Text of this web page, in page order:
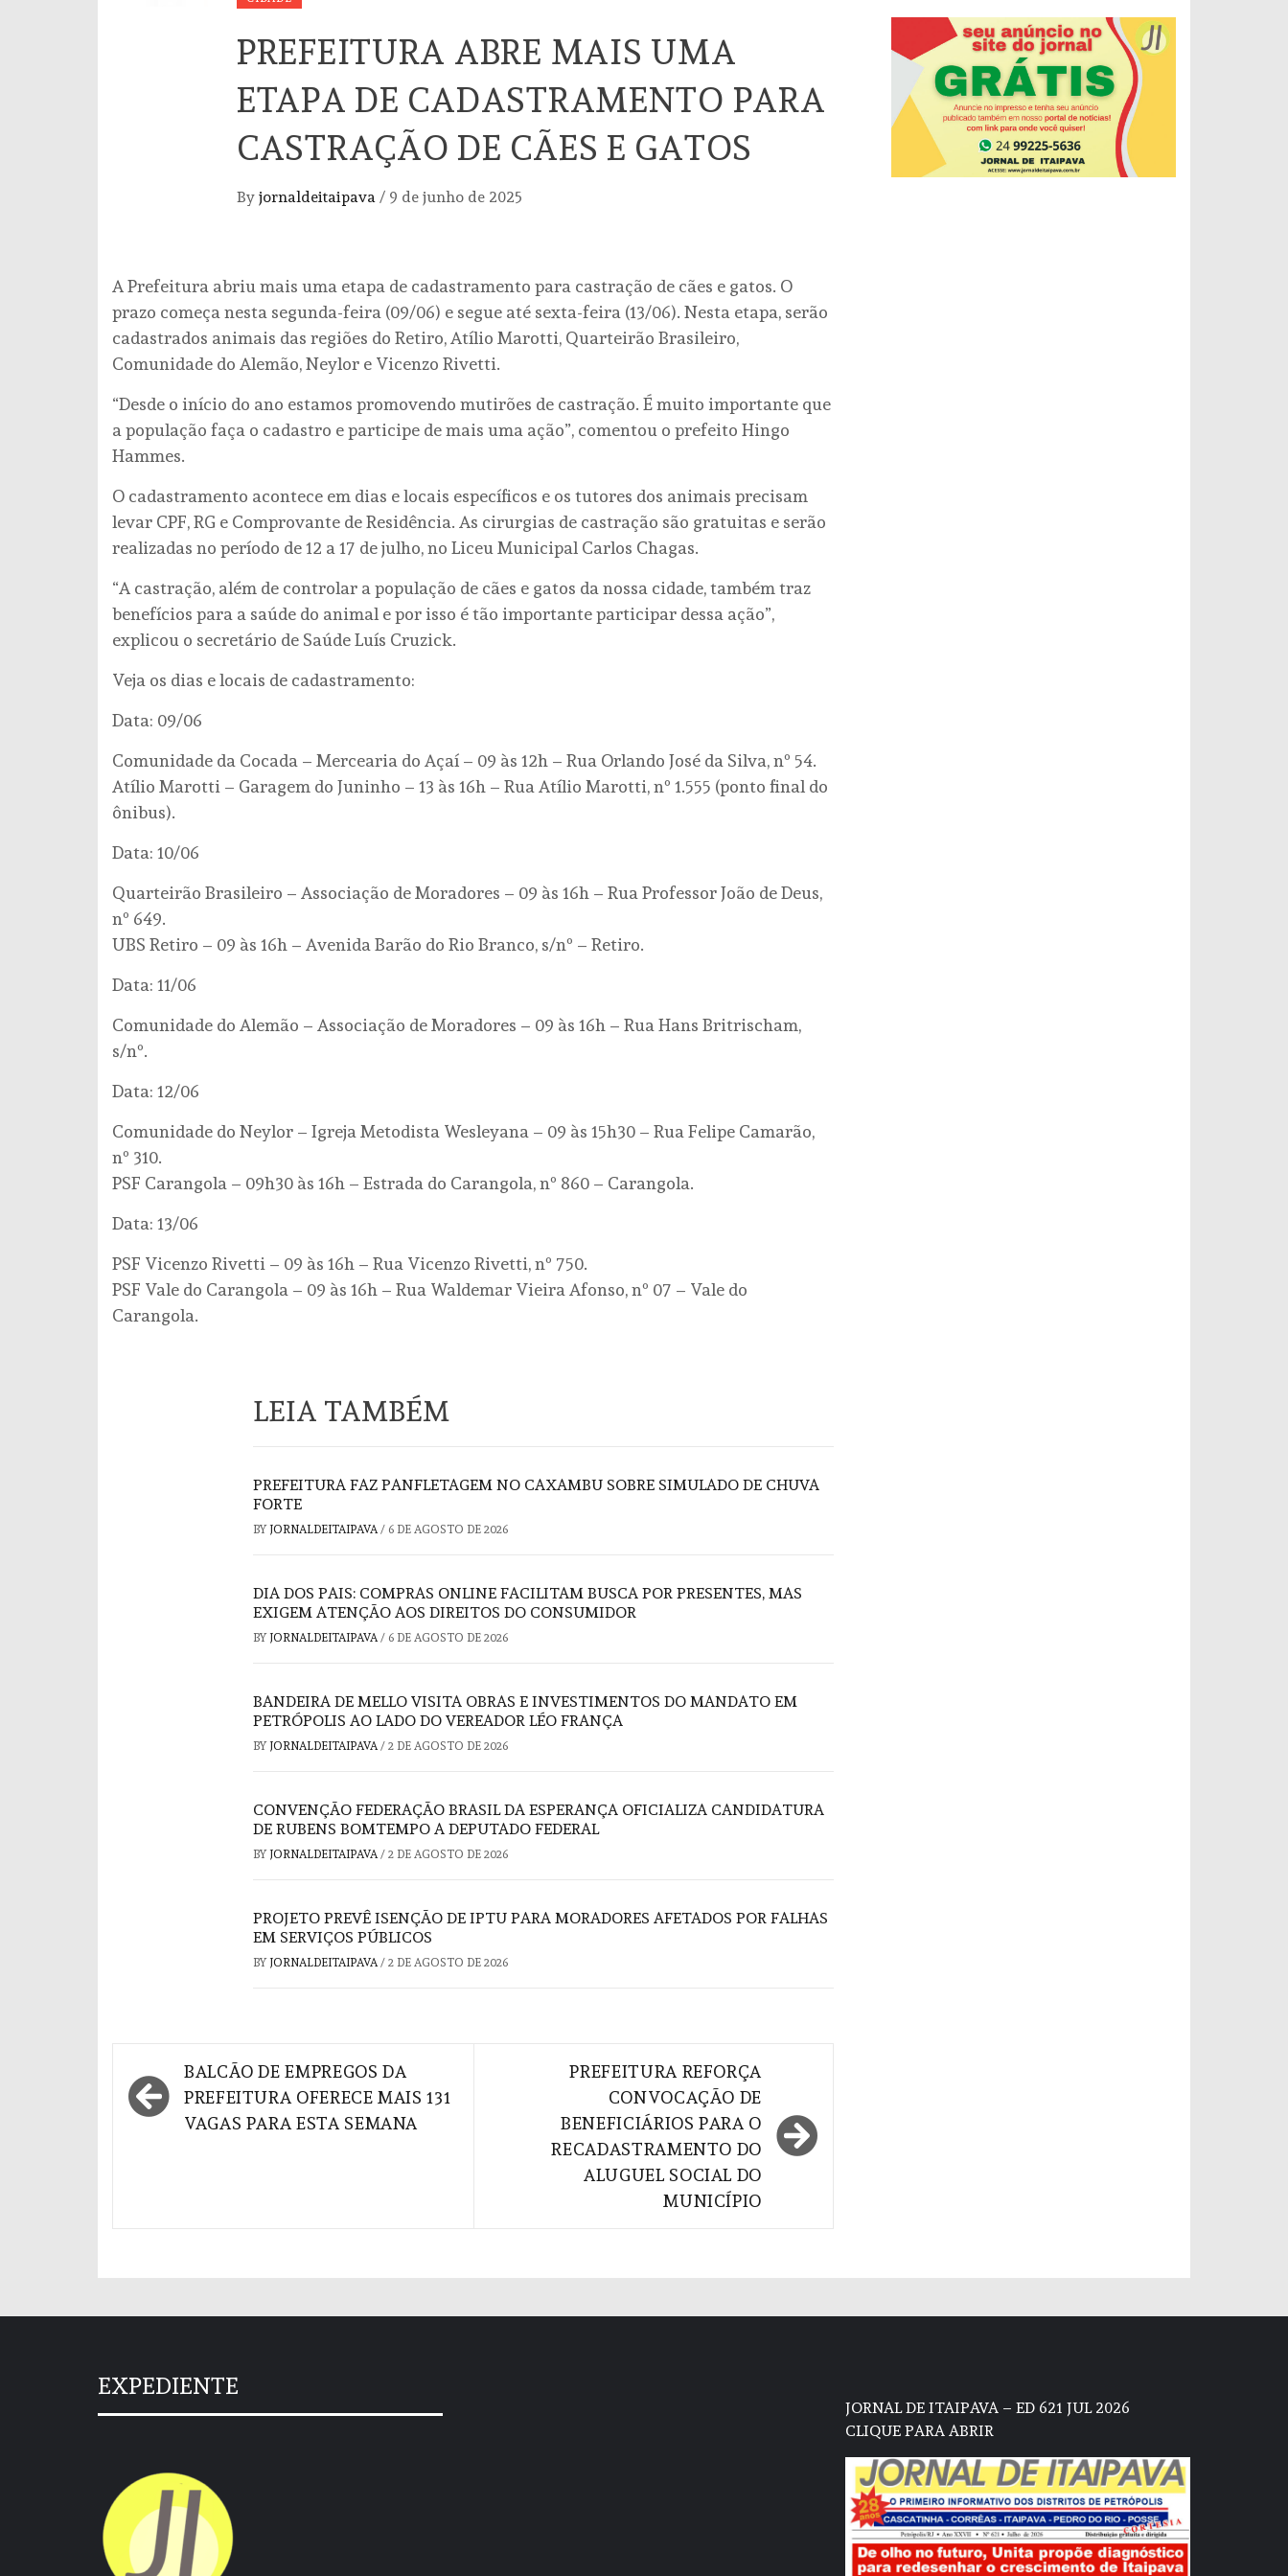
PREFEITURA ABRE MAIS UMA
ETAPA DE CADASTRAMENTO PARA
CASTRAÇÃO DE CÃES E GATOS
By jornaldeitaipava / 9 de junho de 2025
A Prefeitura abriu mais uma etapa de cadastramento para castração de cães e gatos. O
prazo começa nesta segunda-feira (09/06) e segue até sexta-feira (13/06). Nesta etapa, serão
cadastrados animais das regiões do Retiro, Atílio Marotti, Quarteirão Brasileiro,
Comunidade do Alemão, Neylor e Vicenzo Rivetti.
“Desde o início do ano estamos promovendo mutirões de castração. É muito importante que
a população faça o cadastro e participe de mais uma ação”, comentou o prefeito Hingo
Hammes.
O cadastramento acontece em dias e locais específicos e os tutores dos animais precisam
levar CPF, RG e Comprovante de Residência. As cirurgias de castração são gratuitas e serão
realizadas no período de 12 a 17 de julho, no Liceu Municipal Carlos Chagas.
“A castração, além de controlar a população de cães e gatos da nossa cidade, também traz
benefícios para a saúde do animal e por isso é tão importante participar dessa ação”,
explicou o secretário de Saúde Luís Cruzick.
Veja os dias e locais de cadastramento:
Data: 09/06
Comunidade da Cocada – Mercearia do Açaí – 09 às 12h – Rua Orlando José da Silva, nº 54.
Atílio Marotti – Garagem do Juninho – 13 às 16h – Rua Atílio Marotti, nº 1.555 (ponto final do
ônibus).
Data: 10/06
Quarteirão Brasileiro – Associação de Moradores – 09 às 16h – Rua Professor João de Deus,
nº 649.
UBS Retiro – 09 às 16h – Avenida Barão do Rio Branco, s/nº – Retiro.
Data: 11/06
Comunidade do Alemão – Associação de Moradores – 09 às 16h – Rua Hans Britrischam,
s/nº.
Data: 12/06
Comunidade do Neylor – Igreja Metodista Wesleyana – 09 às 15h30 – Rua Felipe Camarão,
nº 310.
PSF Carangola – 09h30 às 16h – Estrada do Carangola, nº 860 – Carangola.
Data: 13/06
PSF Vicenzo Rivetti – 09 às 16h – Rua Vicenzo Rivetti, nº 750.
PSF Vale do Carangola – 09 às 16h – Rua Waldemar Vieira Afonso, nº 07 – Vale do
Carangola.
LEIA TAMBÉM
PREFEITURA FAZ PANFLETAGEM NO CAXAMBU SOBRE SIMULADO DE CHUVA
FORTE
BY JORNALDEITAIPAVA/ 6 DE AGOSTO DE 2026
DIA DOS PAIS: COMPRAS ONLINE FACILITAM BUSCA POR PRESENTES, MAS
EXIGEM ATENÇÃO AOS DIREITOS DO CONSUMIDOR
BY JORNALDEITAIPAVA/ 6 DE AGOSTO DE 2026
BANDEIRA DE MELLO VISITA OBRAS E INVESTIMENTOS DO MANDATO EM
PETRÓPOLIS AO LADO DO VEREADOR LÉO FRANÇA
BY JORNALDEITAIPAVA/ 2 DE AGOSTO DE 2026
CONVENÇÃO FEDERAÇÃO BRASIL DA ESPERANÇA OFICIALIZA CANDIDATURA
DE RUBENS BOMTEMPO A DEPUTADO FEDERAL
BY JORNALDEITAIPAVA/ 2 DE AGOSTO DE 2026
PROJETO PREVÊ ISENÇÃO DE IPTU PARA MORADORES AFETADOS POR FALHAS
EM SERVIÇOS PÚBLICOS
BY JORNALDEITAIPAVA/ 2 DE AGOSTO DE 2026
Navegação
de
BALCÃO DE EMPREGOS DA
PREFEITURA OFERECE MAIS 131
VAGAS PARA ESTA SEMANA
PREFEITURA REFORÇA
CONVOCAÇÃO DE
BENEFICIÁRIOS PARA O
RECADASTRAMENTO DO
ALUGUEL SOCIAL DO
MUNICÍPIO
EXPEDIENTE
JORNAL DE ITAIPAVA – ED 621 JUL 2026
CLIQUE PARA ABRIR